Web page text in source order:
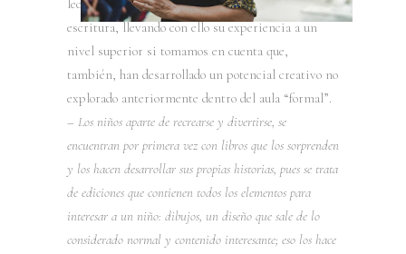
lectura, han alcanzado pro eficiencia en la
escritura, llevando con ello su experiencia a un
nivel superior si tomamos en cuenta que,
también, han desarrollado un potencial creativo no
explorado anteriormente dentro del aula “formal”.
– Los niños aparte de recrearse y divertirse, se
encuentran por primera vez con libros que los sorprenden
y los hacen desarrollar sus propias historias, pues se trata
de ediciones que contienen todos los elementos para
interesar a un niño: dibujos, un diseño que sale de lo
considerado normal y contenido interesante; eso los hace